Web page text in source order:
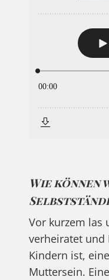
Wie können
Vor kurzem las
verheiratet und
Kindern ist,
Muttersein.